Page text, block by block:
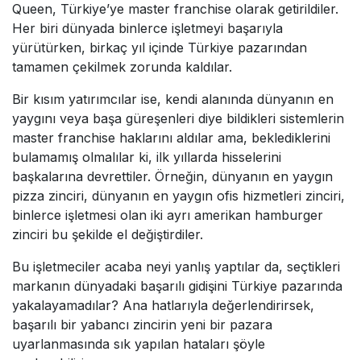
Queen, Türkiye’ye master franchise olarak getirildiler.
Her biri dünyada binlerce işletmeyi başarıyla
yürütürken, birkaç yıl içinde Türkiye pazarından
tamamen çekilmek zorunda kaldılar.
Bir kısım yatırımcılar ise, kendi alanında dünyanın en
yaygını veya başa güreşenleri diye bildikleri sistemlerin
master franchise haklarını aldılar ama, beklediklerini
bulamamış olmalılar ki, ilk yıllarda hisselerini
başkalarına devrettiler. Örneğin, dünyanın en yaygın
pizza zinciri, dünyanın en yaygın ofis hizmetleri zinciri,
binlerce işletmesi olan iki ayrı amerikan hamburger
zinciri bu şekilde el değiştirdiler.
Bu işletmeciler acaba neyi yanlış yaptılar da, seçtikleri
markanın dünyadaki başarılı gidişini Türkiye pazarında
yakalayamadılar? Ana hatlarıyla değerlendirirsek,
başarılı bir yabancı zincirin yeni bir pazara
uyarlanmasında sık yapılan hataları şöyle